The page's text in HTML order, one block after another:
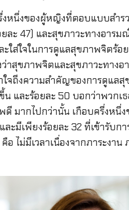
งหนึ่งของผู้หญิงที่ตอบแบบสำ
ะ 47) และสุขภาวะทางอาร
ใส่ใจในการดูแลสุขภาพจิตร้
าสุขภาพจิตและสุขภาวะทาง
จถึงความสำคัญของการดูแล
และร้อยละ 50 บอกว่าพวก
มากไปกว่านั้น เกือบครึ่งหนึ่
ะมีเพียงร้อยละ 32 ที่เข้ารับก
ไม่มีเวลาเนื่องจากภาระงาน